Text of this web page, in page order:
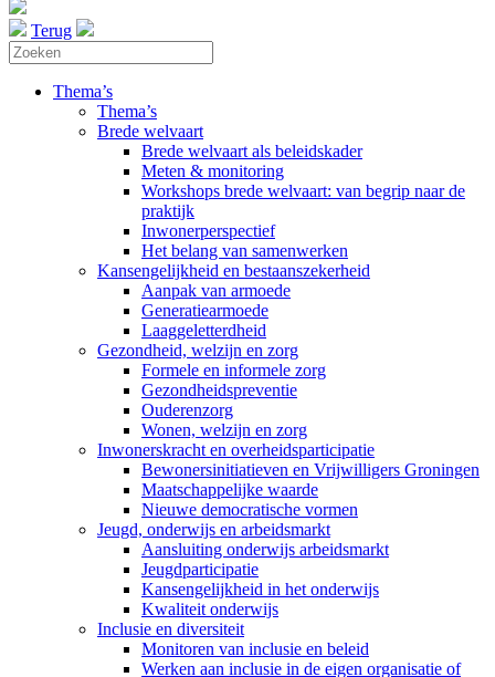
Terug
Thema’s
Thema’s
Brede welvaart
Brede welvaart als beleidskader
Meten & monitoring
Workshops brede welvaart: van begrip naar de
praktijk
Inwonerperspectief
Het belang van samenwerken
Kansengelijkheid en bestaanszekerheid
Aanpak van armoede
Generatiearmoede
Laaggeletterdheid
Gezondheid, welzijn en zorg
Formele en informele zorg
Gezondheidspreventie
Ouderenzorg
Wonen, welzijn en zorg
Inwonerskracht en overheidsparticipatie
Bewonersinitiatieven en Vrijwilligers Groningen
Maatschappelijke waarde
Nieuwe democratische vormen
Jeugd, onderwijs en arbeidsmarkt
Aansluiting onderwijs arbeidsmarkt
Jeugdparticipatie
Kansengelijkheid in het onderwijs
Kwaliteit onderwijs
Inclusie en diversiteit
Monitoren van inclusie en beleid
Werken aan inclusie in de eigen organisatie of